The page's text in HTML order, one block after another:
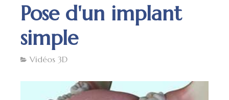
Pose d'un implant
simple
Vidéos 3D